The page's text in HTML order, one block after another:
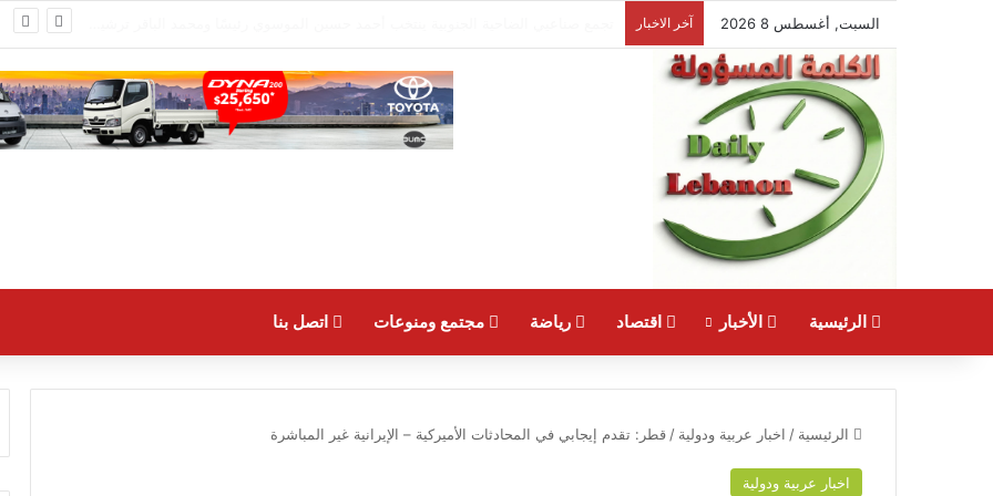
السبت, أغسطس 8 2026 آخر الاخبار
الرئيسية الأخبار اقتصاد رياضة مجتمع ومنوعات اتصل بنا
الرئيسية / اخبار عربية ودولية / قطر: تقدم إيجابي في المحادثات الأميركية – الإيرانية غير المباشرة
اخبار عربية ودولية